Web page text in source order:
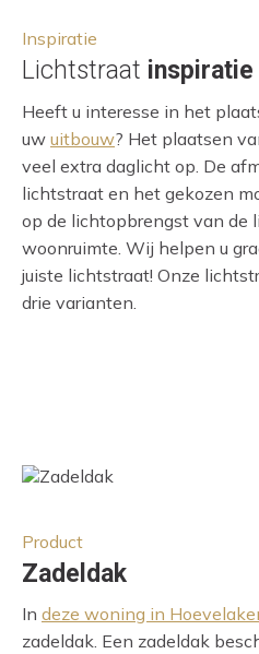
Inspiratie
Lichtstraat inspiratie
Heeft u interesse in het
uw uitbouw? Het plaatsen
veel extra daglicht op. De
lichtstraat en het gekozen
op de lichtopbrengst van de
woonruimte. Wij helpen u
juiste lichtstraat! Onze
drie varianten.
Product
Zadeldak
In deze woning in
zadeldak. Een zadeldak